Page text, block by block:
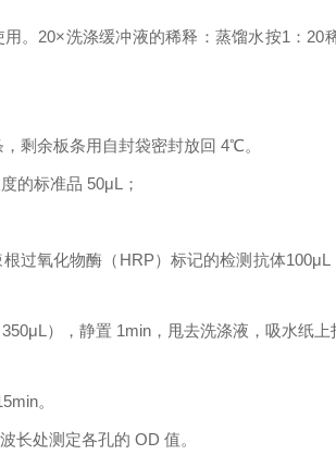
。 20×洗涤缓冲液的稀释：蒸馏水按1 ： 20
剩余板条用自封袋密封放回 4℃。
的标准品 50μL ；
过氧化物酶（ HRP）标记的检测抗体100μL
350μL ），静置 1min，甩去洗涤液，吸水纸
。
波长处测定各孔的 OD 值。